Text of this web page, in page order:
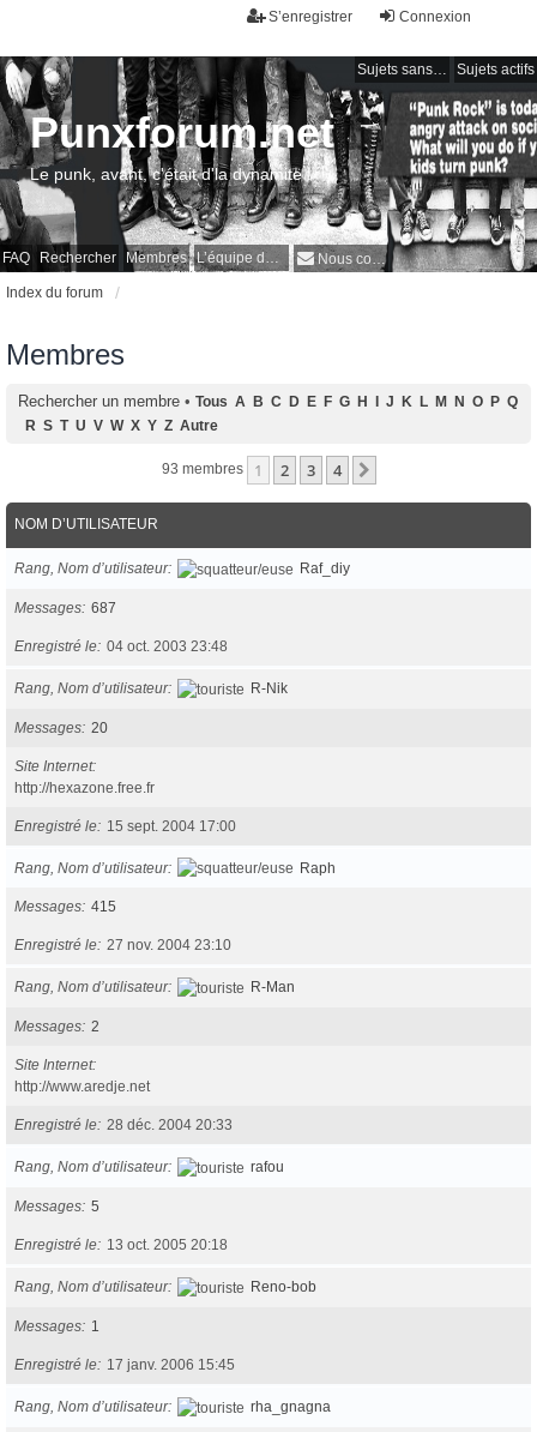
Connexion
S’enregistrer
Sujets sans réponse Sujets actifs
FAQ Rechercher Membres L’équipe du forum Nous contacter
Punxforum.net
Le punk, avant, c'était d'la dynamite !
Index du forum
Membres
Rechercher un membre • Tous A B C D E F G H J K L M N O P Q
R S T U V W X Y Z Autre
93 membres 1 2 3 4
NOM D’UTILISATEUR
Rang, Nom d’utilisateur Raf_diy
Messages 687
Enregistré le 04 oct. 2003 23:48
Rang, Nom d’utilisateur R-Nik
Messages 20
Site Internet
http://hexazone.free.fr
Enregistré le 15 sept. 2004 17:00
Rang, Nom d’utilisateur Raph
Messages 415
Enregistré le 27 nov. 2004 23:10
Rang, Nom d’utilisateur R-Man
Messages 2
Site Internet
http://www.aredje.net
Enregistré le 28 déc. 2004 20:33
Rang, Nom d’utilisateur rafou
Messages 5
Enregistré le 13 oct. 2005 20:18
Rang, Nom d’utilisateur Reno-bob
Messages 1
Enregistré le 17 janv. 2006 15:45
Rang, Nom d’utilisateur rha_gnagna